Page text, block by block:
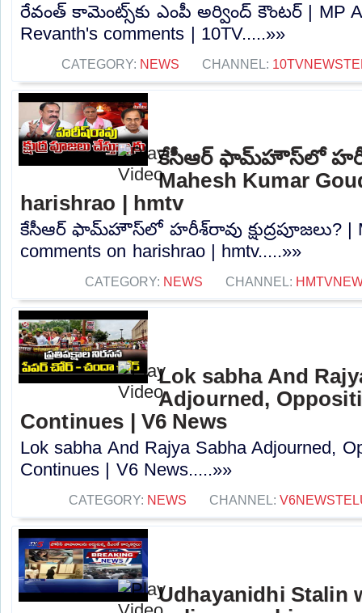
రేవంత్ కామెంట్స్‌కు ఎంపీ అర్వింద్ కౌంటర్ | MP
Revanth's comments | 10TV.....»»
CATEGORY: NEWS CHANNEL:
కేసీఆర్ ఫామ్‌హౌస్‌లో
Mahesh Kumar
harishrao | hmtv
కేసీఆర్ ఫామ్‌హౌస్‌లో హరీశ్‌రావు క్షుద్రపూజలు? |
comments on harishrao | hmtv.....»»
CATEGORY: NEWS CHANNEL:
Lok sabha And
Adjourned,
Continues | V6 News
Lok sabha And Rajya Sabha Adjourned,
Continues | V6 News.....»»
CATEGORY: NEWS CHANNEL:
Udhayanidhi Stalin